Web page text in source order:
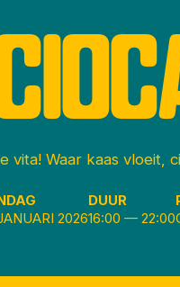
vita! Waar kaas vloeit,
2026
DUUR
16:00—22:00